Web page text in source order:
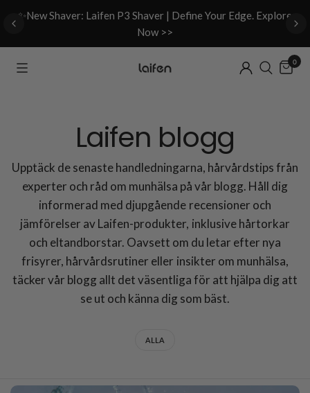
✨New Shaver: Laifen P3 Shaver | Define Your Edge. Explore
Now >>
0
Laifen blogg
Upptäck de senaste handledningarna, hårvårdstips från
experter och råd om munhälsa på vår blogg. Håll dig
informerad med djupgående recensioner och
jämförelser av Laifen-produkter, inklusive hårtorkar
och eltandborstar. Oavsett om du letar efter nya
frisyrer, hårvårdsrutiner eller insikter om munhälsa,
täcker vår blogg allt det väsentliga för att hjälpa dig att
se ut och känna dig som bäst.
ALLA